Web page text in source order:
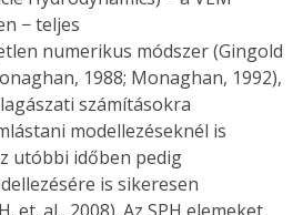
− teljes
numerikus módszer (Gingold
1988; Monaghan, 1992),
számításokra
modellezéseknél is
utóbbi időben pedig
is sikeresen